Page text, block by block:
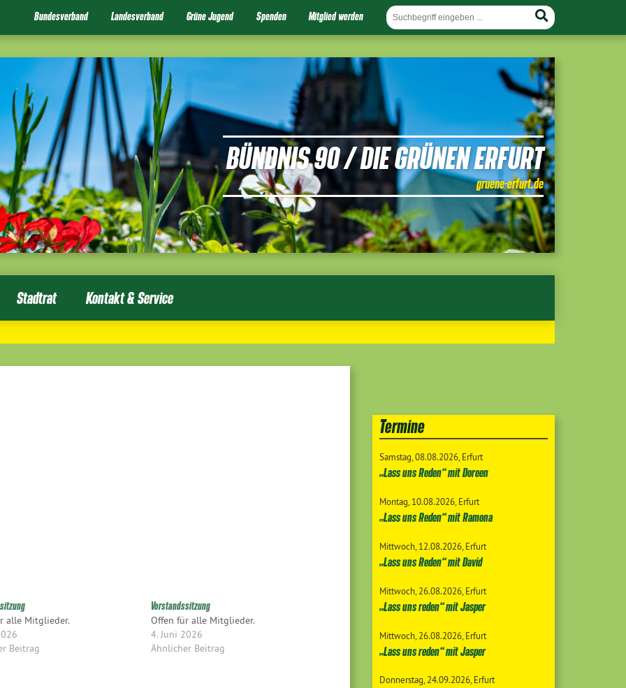
Bundesverband Landesverband Grüne Jugend Spenden Mitglied werden
BÜNDNIS 90 / DIE GRÜNEN ERFURT
gruene-erfurt.de
Stadtrat Kontakt & Service
alle Mitglieder.
Beitrag
Vorstandssitzung
Offen für alle Mitglieder.
4. Juni 2026
Ähnlicher Beitrag
Termine
Samstag 08.08.2026 Erfurt
„Lass uns Reden“ mit Doreen
Montag 10.08.2026 Erfurt
„Lass uns Reden“ mit Ramona
Mittwoch 12.08.2026 Erfurt
„Lass uns Reden“ mit David
Mittwoch 26.08.2026 Erfurt
„Lass uns reden“ mit Jasper
Mittwoch 26.08.2026 Erfurt
„Lass uns reden“ mit Jasper
Donnerstag 24.09.2026 Erfurt